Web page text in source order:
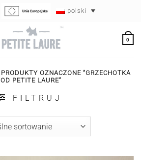
polski
0
PRODUKTY OZNACZONE “GRZECHOTKA
OD PETITE LAURE”
FILTRUJ